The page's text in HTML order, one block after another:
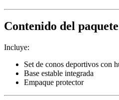
Contenido del paquete
Incluye:
Set de conos deportivos con
Base estable integrada
Empaque protector